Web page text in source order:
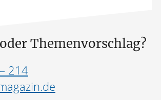
Themenvorschlag?
214